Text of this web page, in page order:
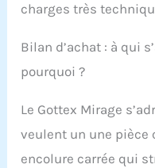
charges très
Bilan d’achat : à qui
pourquoi ?
Le Gottex Mirage
veulent un une pièce
encolure carrée qui